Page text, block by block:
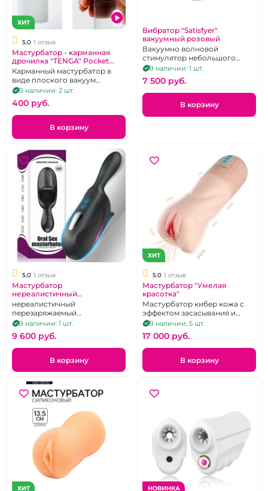
ХИТ
5.0 1 отзыв
Мастурбатор - карманная
дрочилка "TENGA" Pocket
Block Edge
Карманный мастурбатор в
виде плоского вакуум
пакетика.
В наличии: 2 шт.
400 pуб.
В корзину
Вибратор "Satisfyer"
вакуумный розовый
Вакуумно волновой
стимулятор небольшого
размера.
В наличии: 1 шт.
7 500 pуб.
В корзину
5.0 1 отзыв
Мастурбатор
нереалистичный
перезаряжаемый
нереалистичный
перезаряжаемый
мастурбатор
В наличии: 1 шт.
9 600 pуб.
В корзину
ХИТ
5.0 1 отзыв
Мастурбатор "Умелая
красотка"
Мастурбатор кибер кожа с
эффектом засасывания и
вибрацией
В наличии: 5 шт.
17 000 pуб.
В корзину
ХИТ НОВИНКА